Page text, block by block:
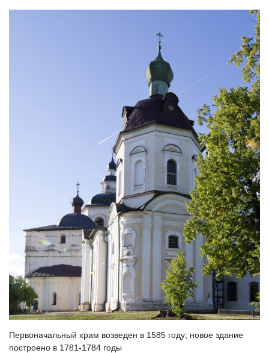
Первоначальный храм возведен в 1585 году; новое здание
построено в 1781-1784 годы